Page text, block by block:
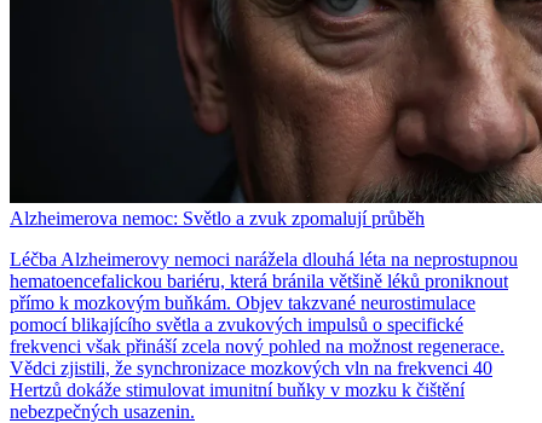
Alzheimerova nemoc: Světlo a zvuk zpomalují průběh
Léčba Alzheimerovy nemoci narážela dlouhá léta na neprostupnou
hematoencefalickou bariéru, která bránila většině léků proniknout
přímo k mozkovým buňkám. Objev takzvané neurostimulace
pomocí blikajícího světla a zvukových impulsů o specifické
frekvenci však přináší zcela nový pohled na možnost regenerace.
Vědci zjistili, že synchronizace mozkových vln na frekvenci 40
Hertzů dokáže stimulovat imunitní buňky v mozku k čištění
nebezpečných usazenin.